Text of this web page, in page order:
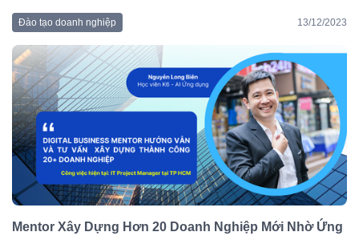
Đào tạo doanh nghiệp 13/12/2023
Mentor Xây Dựng Hơn 20 Doanh Nghiệp Mới Nhờ Ứng